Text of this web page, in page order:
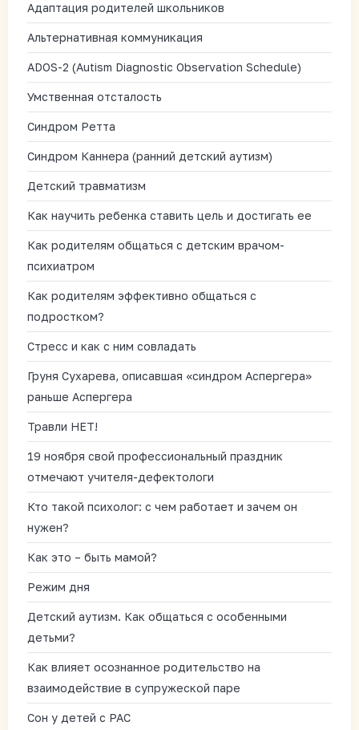
Адаптация родителей школьников
Альтернативная коммуникация
ADOS-2 (Autism Diagnostic Observation Schedule)
Умственная отсталость
Синдром Ретта
Синдром Каннера (ранний детский аутизм)
Детский травматизм
Как научить ребенка ставить цель и достигать ее
Как родителям общаться с детским врачом-
психиатром
Как родителям эффективно общаться с
подростком?
Стресс и как с ним совладать
Груня Сухарева, описавшая «синдром Аспергера»
раньше Аспергера
Травли НЕТ!
19 ноября свой профессиональный праздник
отмечают учителя-дефектологи
Кто такой психолог: с чем работает и зачем он
нужен?
Как это – быть мамой?
Режим дня
Детский аутизм. Как общаться с особенными
детьми?
Как влияет осознанное родительство на
взаимодействие в супружеской паре
Сон у детей с РАС